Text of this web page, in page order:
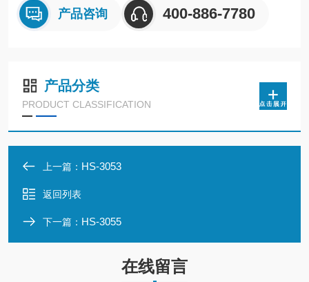
产品咨询 400-886-7780
产品分类
PRODUCT CLASSIFICATION
上一篇： HS-3053
返回列表
下一篇： HS-3055
在线留言